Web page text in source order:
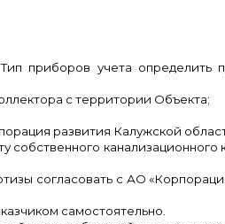
приборов учета определить
с территории Объекта;
развития Калужской
канализационного
согласовать с АО
самостоятельно.